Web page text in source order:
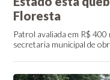
Floresta
Patrol avaliada em R$
secretaria municipal de